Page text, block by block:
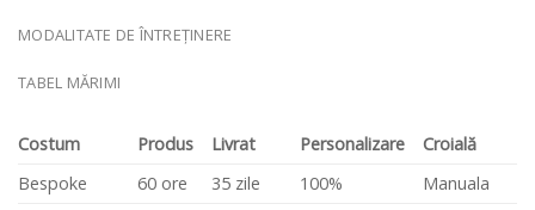
MODALITATE DE ÎNTREȚINERE
TABEL MĂRIMI
Costum Produs Livrat Personalizare
Croială
Bespoke
60 ore 35 zile 100%
Manuala